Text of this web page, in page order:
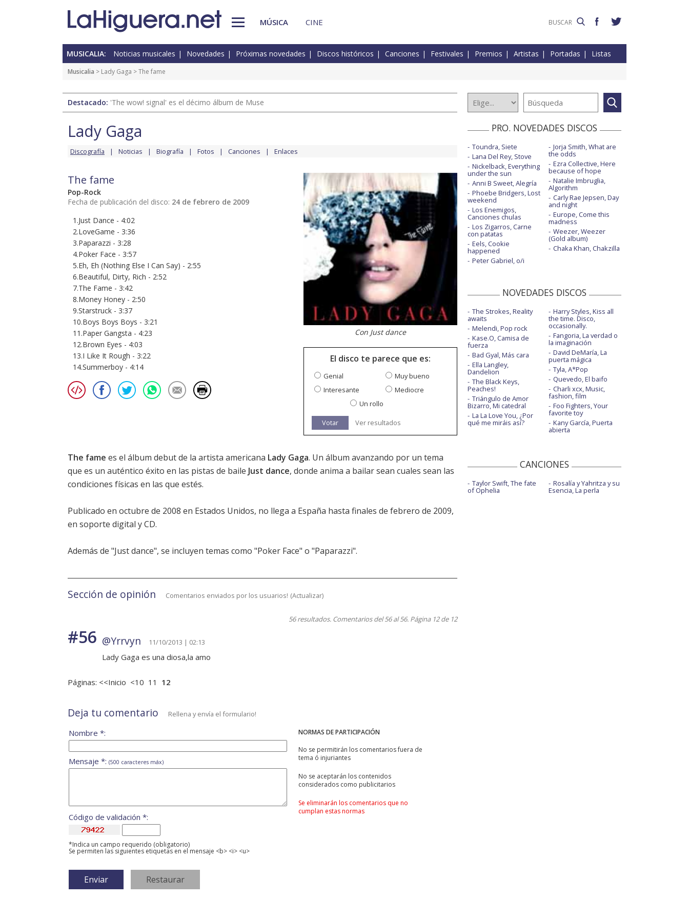
MÚSICA CINE
MUSICALIA: Noticias musicales Novedades Próximas novedades Discos históricos Canciones Festivales Premios Artistas Portadas Listas
Musicalia > Lady Gaga > The fame
Destacado: 'The wow! signal' es el décimo álbum de Muse
Lady Gaga
Discografía Noticias Biografía Fotos Canciones Enlaces
The fame
Pop-Rock
Fecha de publicación del disco: 24 de febrero de 2009
1.Just Dance - 4:02
2.LoveGame - 3:36
3.Paparazzi - 3:28
4.Poker Face - 3:57
5.Eh, Eh (Nothing Else I Can Say) - 2:55
6.Beautiful, Dirty, Rich - 2:52
7.The Fame - 3:42
8.Money Honey - 2:50
9.Starstruck - 3:37
10.Boys Boys Boys - 3:21
11.Paper Gangsta - 4:23
12.Brown Eyes - 4:03
13.I Like It Rough - 3:22
14.Summerboy - 4:14
Con Just dance
El disco te parece que es:
Genial
Muy bueno
Interesante
Mediocre
Un rollo
Votar Ver resultados
The fame es el álbum debut de la artista americana Lady Gaga. Un álbum avanzando por un tema
que es un auténtico éxito en las pistas de baile Just dance, donde anima a bailar sean cuales sean las
condiciones físicas en las que estés.
Publicado en octubre de 2008 en Estados Unidos, no llega a España hasta finales de febrero de 2009,
en soporte digital y CD.
Además de "Just dance", se incluyen temas como "Poker Face" o "Paparazzi".
Sección de opinión Comentarios enviados por los usuarios! (Actualizar)
56 resultados. Comentarios del 56 al 56. Página 12 de 12
#56 @Yrrvyn 11/10/2013 | 02:13
Lady Gaga es una diosa,la amo
Páginas: <<Inicio <10 11 12
Deja tu comentario Rellena y envía el formulario!
NORMAS DE PARTICIPACIÓN
No se permitirán los comentarios fuera de
tema ó injuriantes
No se aceptarán los contenidos
considerados como publicitarios
Se eliminarán los comentarios que no
cumplan estas normas
Nombre *:
Mensaje *: (500 caracteres máx)
Código de validación *:
*Indica un campo requerido (obligatorio)
Se permiten las siguientes etiquetas en el mensaje <b> <i> <u>
PRO. NOVEDADES DISCOS
Toundra, Siete
Lana Del Rey, Stove
Nickelback, Everything
under the sun
Anni B Sweet, Alegría
Phoebe Bridgers, Lost
weekend
Los Enemigos,
Canciones chulas
Los Zigarros, Carne
con patatas
Eels, Cookie
happened
Peter Gabriel, o/i
Jorja Smith, What are
the odds
Ezra Collective, Here
because of hope
Natalie Imbruglia,
Algorithm
Carly Rae Jepsen, Day
and night
Europe, Come this
madness
Weezer, Weezer
(Gold album)
Chaka Khan, Chakzilla
NOVEDADES DISCOS
The Strokes, Reality
awaits
Melendi, Pop rock
Kase.O, Camisa de
fuerza
Bad Gyal, Más cara
Ella Langley,
Dandelion
The Black Keys,
Peaches!
Triángulo de Amor
Bizarro, Mi catedral
La La Love You, ¿Por
qué me miráis así?
Harry Styles, Kiss all
the time. Disco,
occasionally.
Fangoria, La verdad o
la imaginación
David DeMaría, La
puerta mágica
Tyla, A*Pop
Quevedo, El baifo
Charli xcx, Music,
fashion, film
Foo Fighters, Your
favorite toy
Kany García, Puerta
abierta
CANCIONES
Taylor Swift, The fate
of Ophelia
Rosalía y Yahritza y su
Esencia, La perla